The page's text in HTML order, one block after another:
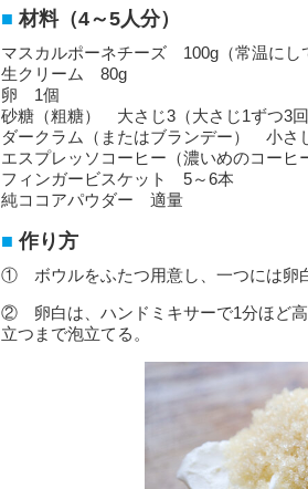
材料（4～5人分）
マスカルポーネチーズ 100g（常温にし
生クリーム 80g
卵 1個
砂糖（粗糖） 大さじ3（大さじ1ずつ3回
ダークラム（またはブランデー） 小さ
エスプレッソコーヒー（濃いめのコー
フィンガービスケット 5～6本
純ココアパウダー 適量
作り方
① ボウルをふたつ用意し、一つには卵
② 卵白は、ハンドミキサーで1分ほど高
立つまで泡立てる。